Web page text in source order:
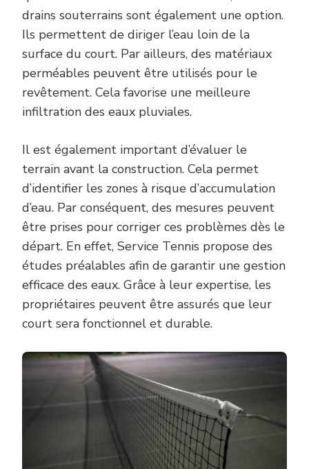
drains souterrains sont également une option.
Ils permettent de diriger l’eau loin de la
surface du court. Par ailleurs, des matériaux
perméables peuvent être utilisés pour le
revêtement. Cela favorise une meilleure
infiltration des eaux pluviales.
Il est également important d’évaluer le
terrain avant la construction. Cela permet
d’identifier les zones à risque d’accumulation
d’eau. Par conséquent, des mesures peuvent
être prises pour corriger ces problèmes dès le
départ. En effet, Service Tennis propose des
études préalables afin de garantir une gestion
efficace des eaux. Grâce à leur expertise, les
propriétaires peuvent être assurés que leur
court sera fonctionnel et durable.